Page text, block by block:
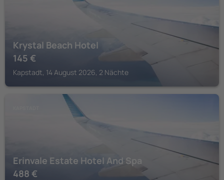
Krystal Beach Hotel
145 €
Kapstadt, 14 August 2026, 2 Nächte
Erinvale Estate Hotel And Spa
488 €